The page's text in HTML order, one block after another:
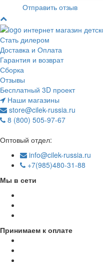
Отправить отзыв
Стать дилером
Доставка и Оплата
Гарантия и возврат
Сборка
Отзывы
Бесплатный 3D проект
Наши магазины
store@cilek-russia.ru
8 (800) 505-97-67
Оптовый отдел:
info@cilek-russia.ru
+7(985)480-31-88
Мы в сети
Принимаем к оплате